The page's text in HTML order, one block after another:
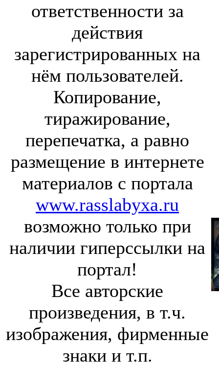
ответственности за
действия
зарегистрированных на
нём пользователей.
Копирование,
тиражирование,
перепечатка, а равно
размещение в интернете
материалов с портала
www.rasslabyxa.ru
возможно только при
наличии гиперссылки на
портал!
Все авторские
произведения, в т.ч.
изображения, фирменные
знаки и т.п.